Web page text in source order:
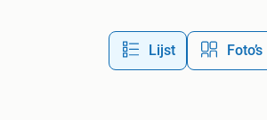
Lijst Foto’s